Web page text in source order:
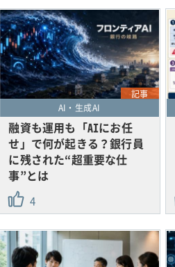
記事
AI・生成AI
融資も運用も「AIにお任
せ」で何が起きる？銀行員
に残された“超重要な仕
事”とは
4